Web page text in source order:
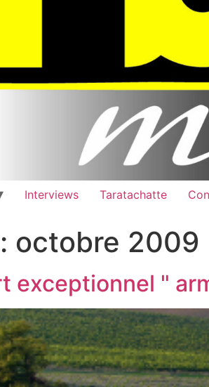
Interviews Taratachatte
octobre 2009
exceptionnel "